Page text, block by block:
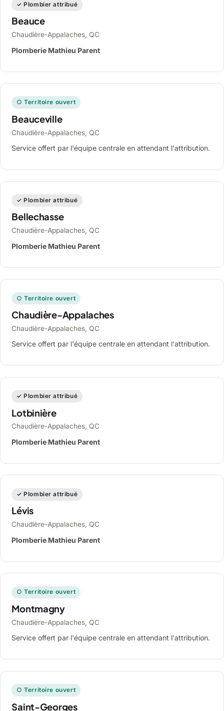
✓ Plombier attribué
Beauce
Chaudière-Appalaches, QC
Plomberie Mathieu Parent
○ Territoire ouvert
Beauceville
Chaudière-Appalaches, QC
Service offert par l'équipe centrale en attendant l'attribution.
✓ Plombier attribué
Bellechasse
Chaudière-Appalaches, QC
Plomberie Mathieu Parent
○ Territoire ouvert
Chaudière-Appalaches
Chaudière-Appalaches, QC
Service offert par l'équipe centrale en attendant l'attribution.
✓ Plombier attribué
Lotbinière
Chaudière-Appalaches, QC
Plomberie Mathieu Parent
✓ Plombier attribué
Lévis
Chaudière-Appalaches, QC
Plomberie Mathieu Parent
○ Territoire ouvert
Montmagny
Chaudière-Appalaches, QC
Service offert par l'équipe centrale en attendant l'attribution.
○ Territoire ouvert
Saint-Georges